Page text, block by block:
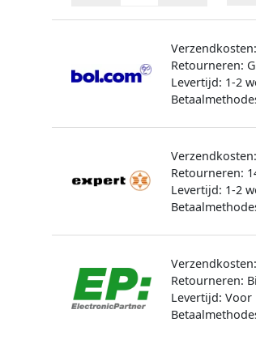
Retourneren:
Levertijd: 1-2
Retourneren:
Levertijd: 1-2
Retourneren:
Levertijd: